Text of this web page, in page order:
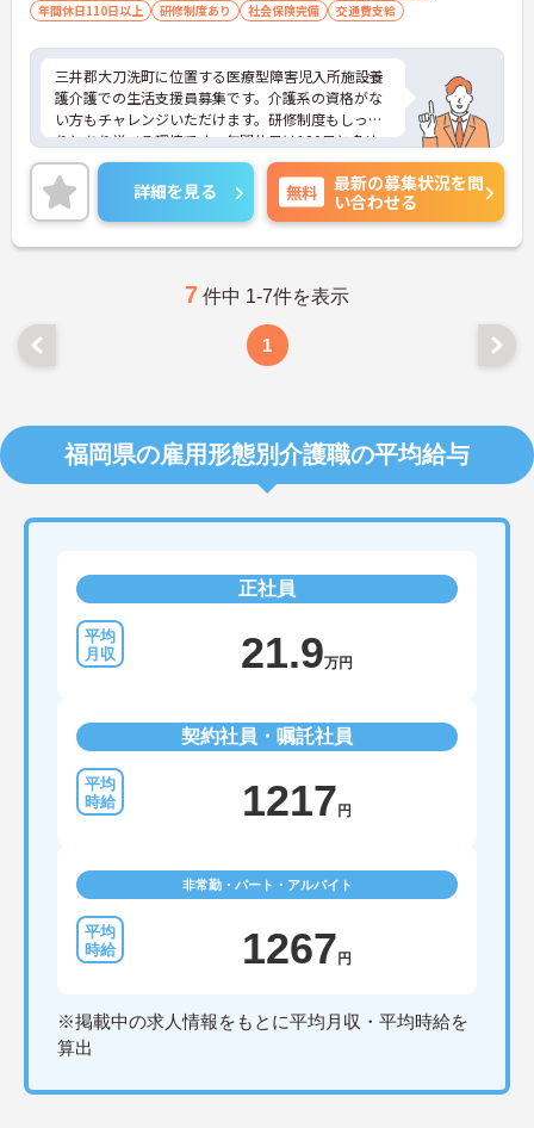
年間休日110日以上
研修制度あり 社会保険完備 交通費支給
三井郡大刀洗町に位置する医療型障害児入所施設養
護介護での生活支援員募集です。介護系の資格がな
い方もチャレンジいただけます。研修制度もしっか
りとあり学べる環境です。年間休日は120日と多め
で、ワークライフバランスも実現しやすいです。ご
興味のある方には、面接対策ポイントなど、さらに
詳細をお話しいたしますのでお気軽にご相談くださ
い！
詳細を見る 無料
最新の募集状況を問
い合わせる
7 件中 1-7件を表示
1
福岡県の雇用形態別介護職の平均給与
正社員
21.9万円
契約社員・嘱託社員
1217 円
非常勤・パート・アルバイト
1267 円
※掲載中の求人情報をもとに平均月収・平均時給を
算出